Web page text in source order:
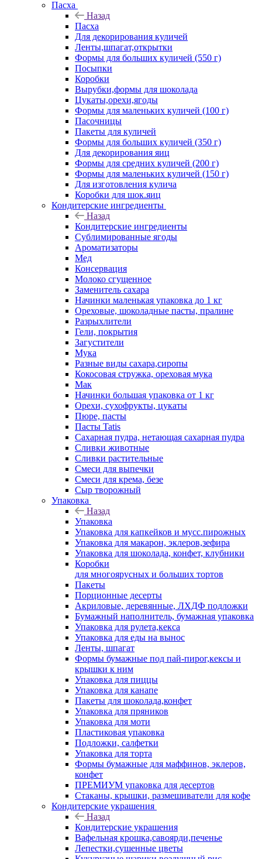
Пасха
Назад
Пасха
Для декорирования куличей
Ленты,шпагат,открытки
Формы для больших куличей (550 г)
Посыпки
Коробки
Вырубки,формы для шоколада
Цукаты,орехи,ягоды
Формы для маленьких куличей (100 г)
Пасочницы
Пакеты для куличей
Формы для больших куличей (350 г)
Для декорирования яиц
Формы для средних куличей (200 г)
Формы для маленьких куличей (150 г)
Для изготовления кулича
Коробки для шок.яиц
Кондитерские ингредиенты
Назад
Кондитерские ингредиенты
Сублимированные ягоды
Ароматизаторы
Мед
Консервация
Молоко сгущенное
Заменитель сахара
Начинки маленькая упаковка до 1 кг
Ореховые, шоколадные пасты, пралине
Разрыхлители
Гели, покрытия
Загустители
Мука
Разные виды сахара,сиропы
Кокосовая стружка, ореховая мука
Мак
Начинки большая упаковка от 1 кг
Орехи, сухофрукты, цукаты
Пюре, пасты
Пасты Tatis
Сахарная пудра, нетающая сахарная пудра
Сливки животные
Сливки растительные
Смеси для выпечки
Смеси для крема, безе
Сыр творожный
Упаковка
Назад
Упаковка
Упаковка для капкейков и мусс.пирожных
Упаковка для макарон, эклеров,зефира
Упаковка для шоколада, конфет, клубники
Коробки
для многоярусных и больших тортов
Пакеты
Порционные десерты
Акриловые, деревянные, ЛХДФ подложки
Бумажный наполнитель, бумажная упаковка
Упаковка для рулета,кекса
Упаковка для еды на вынос
Ленты, шпагат
Формы бумажные под пай-пирог,кексы и
крышки к ним
Упаковка для пиццы
Упаковка для канапе
Пакеты для шоколада,конфет
Упаковка для пряников
Упаковка для моти
Пластиковая упаковка
Подложки, салфетки
Упаковка для торта
Формы бумажные для маффинов, эклеров,
конфет
ПРЕМИУМ упаковка для десертов
Стаканы, крышки, размешиватели для кофе
Кондитерские украшения
Назад
Кондитерские украшения
Вафельная крошка,савоярди,печенье
Лепестки,сушенные цветы